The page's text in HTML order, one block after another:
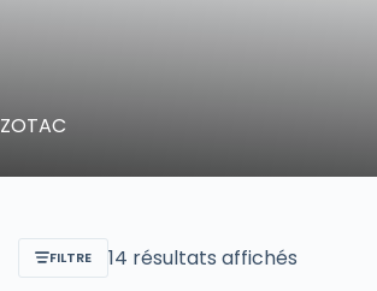
ZOTAC
FILTRE 14 résultats affichés